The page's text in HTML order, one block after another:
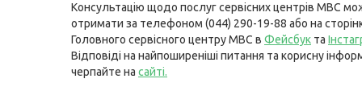
Консультацію щодо послуг сервісних центрів МВС
отримати за телефоном (044) 290-19-88 або на
Головного сервісного центру МВС в Фейсбук та
Відповіді на найпоширеніші питання та корисну
черпайте на сайті.